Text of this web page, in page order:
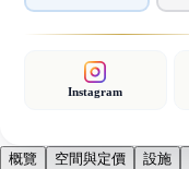
Instagram
概覽 空間與定價 設施